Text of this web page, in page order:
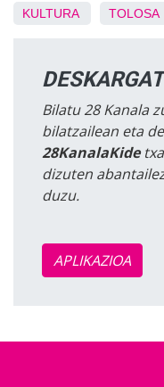
KULTURA TOLOSA
Bilatu 28 Kanala
bilatzailean eta
28KanalaKide
dizuten
duzu.
APLIKAZIOA